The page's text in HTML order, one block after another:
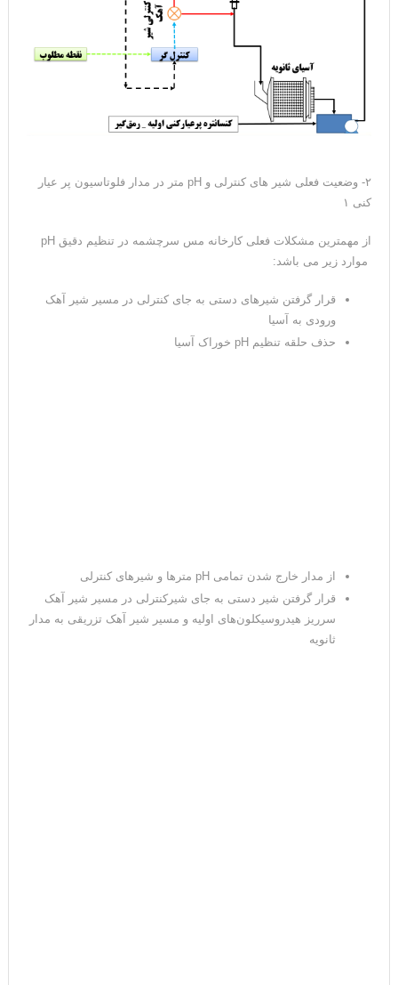
۲- وضعیت فعلی شیر های کنترلی و pH متر در مدار فلوتاسیون پر عیار
کنی ۱
از مهمترین مشکلات فعلی کارخانه مس سرچشمه در تنظیم دقیق pH
موارد زیر می باشد:
قرار گرفتن شیرهای دستی به جای کنترلی در مسیر شیر آهک
ورودی به آسیا
حذف حلقه تنظیم pH خوراک آسیا
از مدار خارج شدن تمامی pH مترها و شیرهای کنترلی
قرار گرفتن شیر دستی به جای شیرکنترلی در مسیر شیر آهک
سرریز هیدروسیکلون‌های اولیه و مسیر شیر آهک تزریقی به مدار
ثانویه